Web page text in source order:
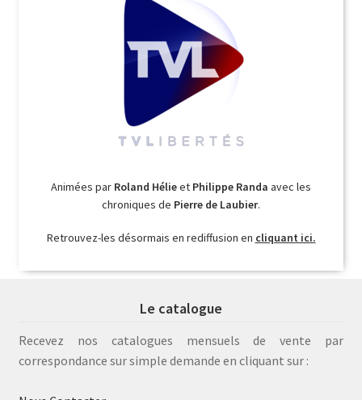
Animées par Roland Hélieet Philippe Randa avec les
chroniques de Pierre de Laubier.
Retrouvez-les désormais en rediffusion en cliquant ici.
Le catalogue
Recevez nos catalogues mensuels de vente par
correspondance sur simple demande en cliquant sur :